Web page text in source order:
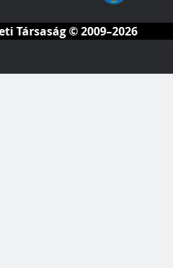
Társaság© 2009–2026